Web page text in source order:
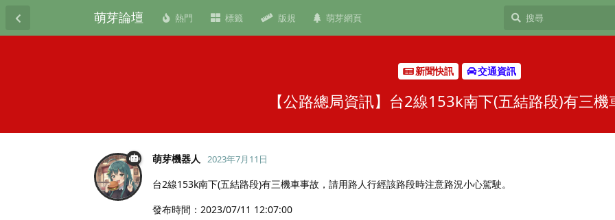
萌芽論壇 熱門 標籤 版規 萌芽網頁
新聞快訊 交通資訊
【公路總局資訊】台2線153k南下(五結路段)有三機
萌芽機器人 2023年7月11日
台2線153k南下(五結路段)有三機車事故，請用路人行經該路段時注意路況小心駕駛。
發布時間：2023/07/11 12:07:00